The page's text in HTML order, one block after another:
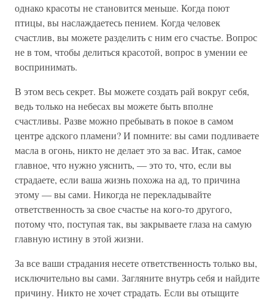
однако красоты не становится меньше. Когда поют
птицы, вы наслаждаетесь пением. Когда человек
счастлив, вы можете разделить с ним его счастье. Вопрос
не в том, чтобы делиться красотой, вопрос в умении ее
воспринимать.
В этом весь секрет. Вы можете создать рай вокруг себя,
ведь только на небесах вы можете быть вполне
счастливы. Разве можно пребывать в покое в самом
центре адского пламени? И помните: вы сами подливаете
масла в огонь, никто не делает это за вас. Итак, самое
главное, что нужно уяснить, — это то, что, если вы
страдаете, если ваша жизнь похожа на ад, то причина
этому — вы сами. Никогда не перекладывайте
ответственность за свое счастье на кого-то другого,
потому что, поступая так, вы закрываете глаза на самую
главную истину в этой жизни.
За все ваши страдания несете ответственность только вы,
исключительно вы сами. Загляните внутрь себя и найдите
причину. Никто не хочет страдать. Если вы отыщите